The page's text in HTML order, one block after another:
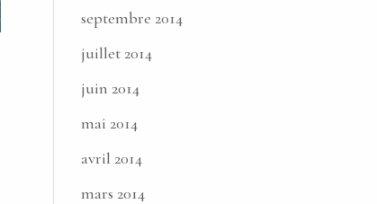
septembre 2014
juillet 2014
juin 2014
mai 2014
avril 2014
mars 2014